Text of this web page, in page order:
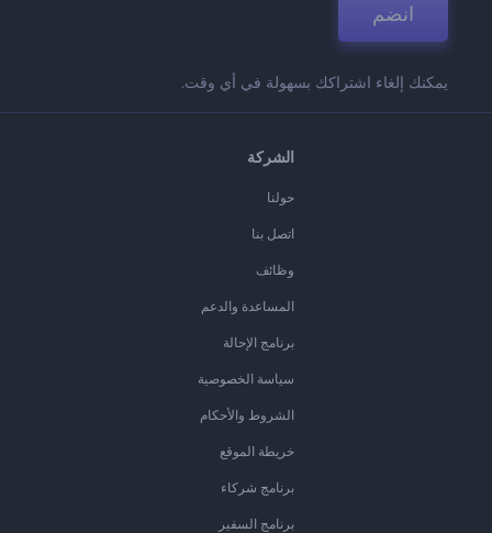
انضم
يمكنك إلغاء اشتراكك بسهولة في أي وقت.
الشركة
حولنا
اتصل بنا
وظائف
المساعدة والدعم
برنامج الإحالة
سياسة الخصوصية
الشروط والأحكام
خريطة الموقع
برنامج شركاء
برنامج السفير